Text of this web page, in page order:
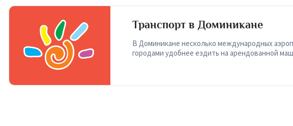
Транспорт в Доминикане
В Доминикане несколько международных
городами удобнее ездить на арендованной